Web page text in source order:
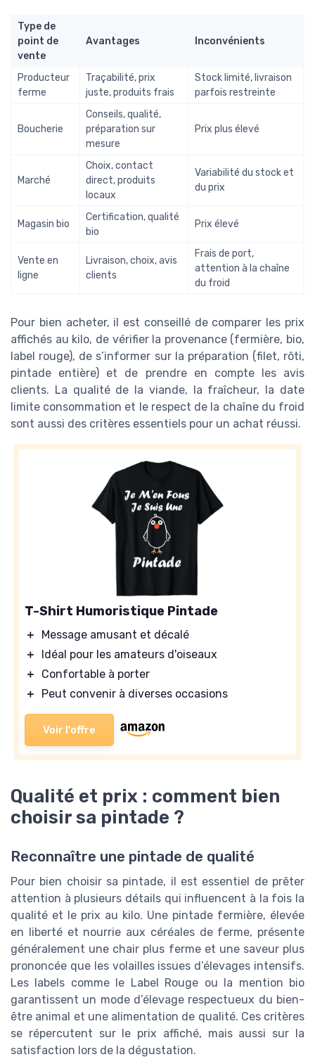
Type de
point de
vente
Avantages Inconvénients
Producteur
ferme
Traçabilité, prix
juste, produits frais
Stock limité, livraison
parfois restreinte
Boucherie
Conseils, qualité,
préparation sur
mesure
Prix plus élevé
Marché
Choix, contact
direct, produits
locaux
Variabilité du stock et
du prix
Magasin bio
Certification, qualité
bio
Prix élevé
Vente en
ligne
Livraison, choix, avis
clients
Frais de port,
attention à la chaîne
du froid
Pour bien acheter, il est conseillé de comparer les prix
affichés au kilo, de vérifier la provenance (fermière, bio,
label rouge), de s’informer sur la préparation (filet, rôti,
pintade entière) et de prendre en compte les avis
clients. La qualité de la viande, la fraîcheur, la date
limite consommation et le respect de la chaîne du froid
sont aussi des critères essentiels pour un achat réussi.
T-Shirt Humoristique Pintade
＋
Message amusant et décalé
＋
Idéal pour les amateurs d'oiseaux
＋
Confortable à porter
＋
Peut convenir à diverses occasions
Voir l'offre
Qualité et prix : comment bien
choisir sa pintade ?
Reconnaître une pintade de qualité
Pour bien choisir sa pintade, il est essentiel de prêter
attention à plusieurs détails qui influencent à la fois la
qualité et le prix au kilo. Une pintade fermière, élevée
en liberté et nourrie aux céréales de ferme, présente
généralement une chair plus ferme et une saveur plus
prononcée que les volailles issues d’élevages intensifs.
Les labels comme le Label Rouge ou la mention bio
garantissent un mode d’élevage respectueux du bien-
être animal et une alimentation de qualité. Ces critères
se répercutent sur le prix affiché, mais aussi sur la
satisfaction lors de la dégustation.